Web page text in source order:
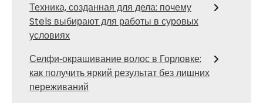
Техника, созданная для дела: почему
Stels выбирают для работы в суровых
условиях
Селфи‑окрашивание волос в Горловке:
как получить яркий результат без лишних
переживаний